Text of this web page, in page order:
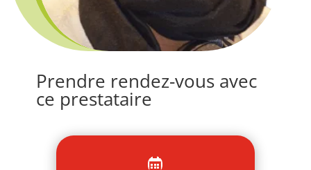
Prendre rendez-vous avec
ce prestataire
